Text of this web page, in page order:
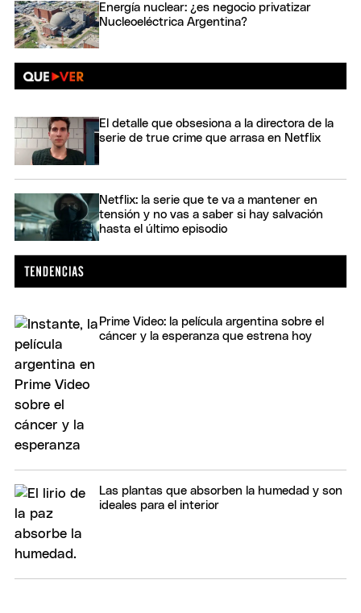
Energía nuclear: ¿es negocio privatizar
Nucleoeléctrica Argentina?
El detalle que obsesiona a la directora de la
serie de true crime que arrasa en Netflix
Netflix: la serie que te va a mantener en
tensión y no vas a saber si hay salvación
hasta el último episodio
Prime Video: la película argentina sobre el
cáncer y la esperanza que estrena hoy
Las plantas que absorben la humedad y son
ideales para el interior